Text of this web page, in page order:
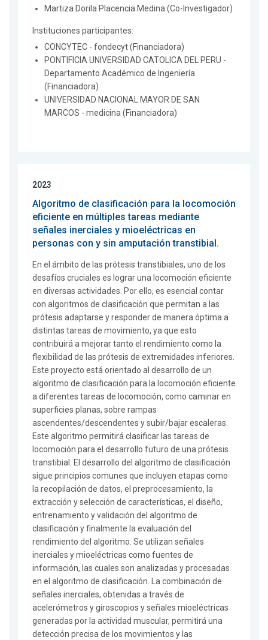
Martiza Dorila Placencia Medina (Co-Investigador)
Instituciones participantes:
CONCYTEC - fondecyt (Financiadora)
PONTIFICIA UNIVERSIDAD CATOLICA DEL PERU -
Departamento Académico de Ingeniería
(Financiadora)
UNIVERSIDAD NACIONAL MAYOR DE SAN
MARCOS - medicina (Financiadora)
2023
Algoritmo de clasificación para la locomoción
eficiente en múltiples tareas mediante
señales inerciales y mioeléctricas en
personas con y sin amputación transtibial.
En el ámbito de las prótesis transtibiales, uno de los
desafíos cruciales es lograr una locomoción eficiente
en diversas actividades. Por ello, es esencial contar
con algoritmos de clasificación que permitan a las
prótesis adaptarse y responder de manera óptima a
distintas tareas de movimiento, ya que esto
contribuirá a mejorar tanto el rendimiento como la
flexibilidad de las prótesis de extremidades inferiores.
Este proyecto está orientado al desarrollo de un
algoritmo de clasificación para la locomoción eficiente
a diferentes tareas de locomoción, como caminar en
superficies planas, sobre rampas
ascendentes/descendentes y subir/bajar escaleras.
Este algoritmo permitirá clasificar las tareas de
locomoción para el desarrollo futuro de una prótesis
transtibial. El desarrollo del algoritmo de clasificación
sigue principios comunes que incluyen etapas como
la recopilación de datos, el preprocesamiento, la
extracción y selección de características, el diseño,
entrenamiento y validación del algoritmo de
clasificación y finalmente la evaluación del
rendimiento del algoritmo. Se utilizan señales
inerciales y mioeléctricas como fuentes de
información, las cuales son analizadas y procesadas
en el algoritmo de clasificación. La combinación de
señales inerciales, obtenidas a través de
acelerómetros y giroscopios y señales mioeléctricas
generadas por la actividad muscular, permitirá una
detección precisa de los movimientos y las